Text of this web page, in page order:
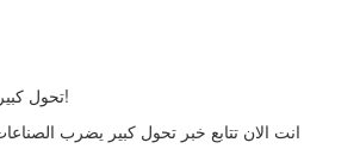
انت الان تتابع خبر تحول كبير يضرب